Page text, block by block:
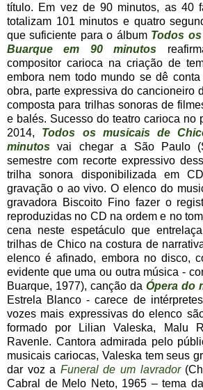
título. Em vez de 90 minutos, as 40
totalizam 101 minutos e quatro
que suficiente para o álbum Todos
Buarque em 90 minutos
compositor carioca na criação de
embora nem todo mundo se dê
obra, parte expressiva do cancioneiro
composta para trilhas sonoras de
e balés. Sucesso do teatro carioca no
2014, Todos os musicais de
minutosvai chegar a São Paulo
semestre com recorte expressivo
trilha sonora disponibilizada em
gravação o ao vivo. O elenco do
gravadora Biscoito Fino fazer o
reproduzidas no CD na ordem e no
cena neste espetáculo que
trilhas de Chico na costura de
elenco é afinado, embora no disco,
evidente que uma ou outra música -
Buarque, 1977), canção da Ópera do
Estrela Blanco - carece de
vozes mais expressivas do elenco
formado por Lilian Valeska, Malu
Ravenle. Cantora admirada pelo
musicais cariocas, Valeska tem seus
dar voz a Funeral de um lavrador
Cabral de Melo Neto, 1965 – tema